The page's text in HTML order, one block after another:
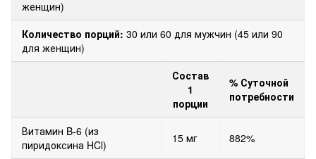
женщин)
Количество порций: 30 или 60 для мужчин (45 или 90
для женщин)
Состав
1
порции
% Суточной
потребности
Витамин B-6 (из
пиридоксина HCl)
15 мг 882%